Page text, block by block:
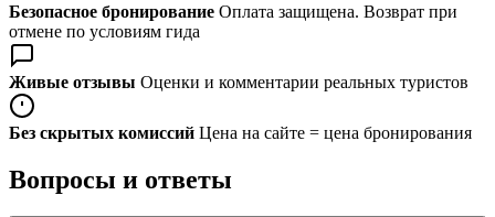
Безопасное бронирование Оплата защищена. Возврат при
отмене по условиям гида
Живые отзывы Оценки и комментарии реальных туристов
Без скрытых комиссий Цена на сайте = цена бронирования
Вопросы и ответы